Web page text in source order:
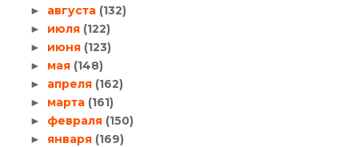
► августа (132)
► июля (122)
► июня (123)
► мая (148)
► апреля (162)
► марта (161)
► февраля (150)
► января (169)